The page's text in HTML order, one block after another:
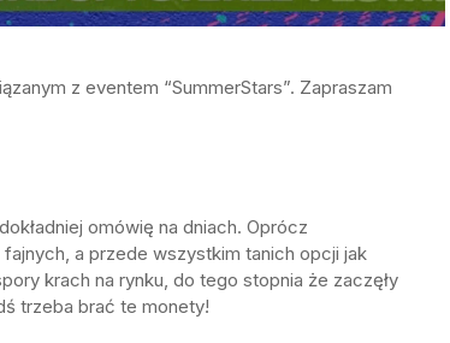
z eventem “SummerStars”. Zapraszam
omówię na dniach. Oprócz
a przede wszystkim tanich opcji jak
krach na rynku, do tego stopnia że zaczęły
trzeba brać te monety!